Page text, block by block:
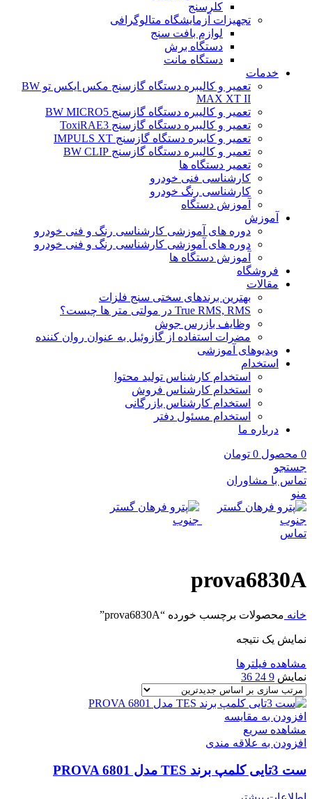
کلرسنج
تجهیزات آزمایشگاه متالوگرافی
لوازم بافت سنج
دستگاه برش
دستگاه مانت
خدمات
تعمیر و کالیبره دستگاه گازسنج مکس ایکس تو BW
MAX XT II
تعمیر و کالیبره دستگاه گازسنج BW MICRO5
تعمیر و کالیبره دستگاه گازسنج ToxiRAE3
تعمیر و کایبره دستگاه گازسنج IMPULS XT
تعمیر و کالیبره دستگاه گازسنج BW CLIP
تعمیر دستگاه ها
کارشناسی فنی خودرو
کارشناسی رنگ خودرو
آموزش دستگاه
آموزش
دوره های آموزشی کارشناسی رنگ و فنی خودرو
دوره های آموزشی کارشناسی رنگ و فنی خودرو
آموزش دستگاه ها
فروشگاه
مقالات
بهترین برندهای سختی سنج فلزات
True RMS, RMS در مولتی متر ها چیست؟
وظایف بازرس جوش
مضرات استفاده از گازوئیل به عنوان روان کننده
ویدیوهای آموزشی
استخدام
استخدام کارشناس تولید محتوا
استخدام کارشناس فروش
استخدام کارشناس بازرگانی
استخدام مسئول دفتر
درباره ما
0 محصول 0 تومان
جستجو
تماس با مشاوران
منو
تماس
prova6830A
خانه محصولات برچسب خورده “prova6830A”
نمایش یک نتیجه
مشاهده فیلترها
نمایش 9
24
36
افزودن به مقایسه
مشاهده سریع
افزودن به علاقه مندی
ست 3تایی کلمپ برند TES مدل PROVA 6801